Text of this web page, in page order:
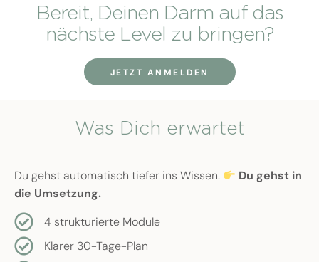
Bereit, Deinen Darm auf das
nächste Level zu bringen?
JETZT ANMELDEN
Was Dich erwartet
Du gehst automatisch tiefer ins Wissen.
Du gehst in
die Umsetzung.
4 strukturierte Module
Klarer 30-Tage-Plan